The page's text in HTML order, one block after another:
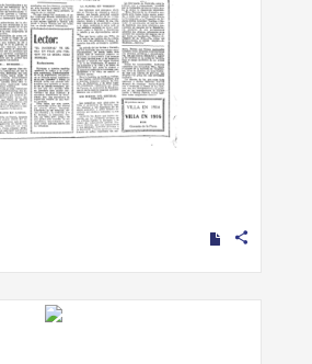
share